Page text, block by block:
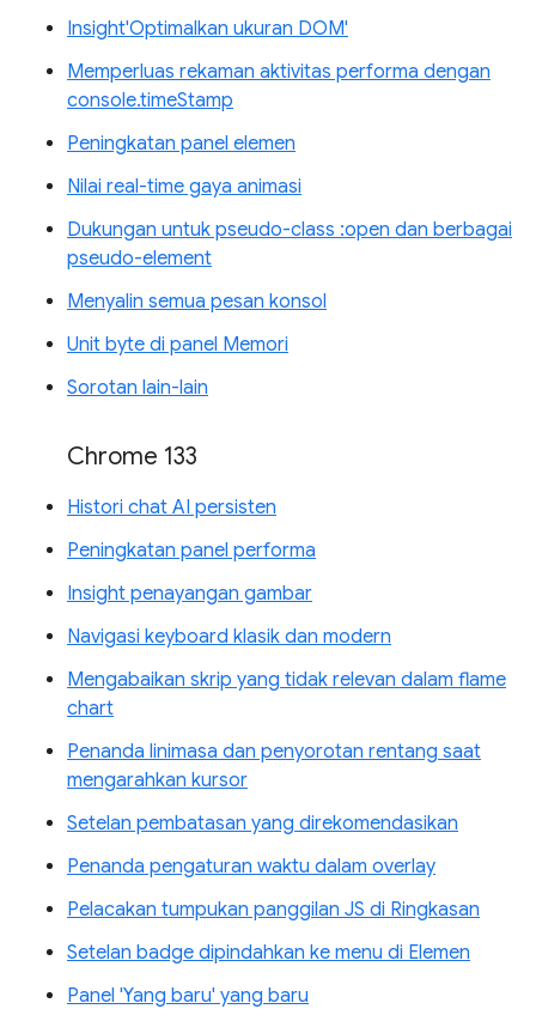
Insight'Optimalkan ukuran DOM'
Memperluas rekaman aktivitas performa dengan
console.timeStamp
Peningkatan panel elemen
Nilai real-time gaya animasi
Dukungan untuk pseudo-class :open dan berbagai
pseudo-element
Menyalin semua pesan konsol
Unit byte di panel Memori
Sorotan lain-lain
Chrome 133
Histori chat AI persisten
Peningkatan panel performa
Insight penayangan gambar
Navigasi keyboard klasik dan modern
Mengabaikan skrip yang tidak relevan dalam flame
chart
Penanda linimasa dan penyorotan rentang saat
mengarahkan kursor
Setelan pembatasan yang direkomendasikan
Penanda pengaturan waktu dalam overlay
Pelacakan tumpukan panggilan JS di Ringkasan
Setelan badge dipindahkan ke menu di Elemen
Panel 'Yang baru' yang baru